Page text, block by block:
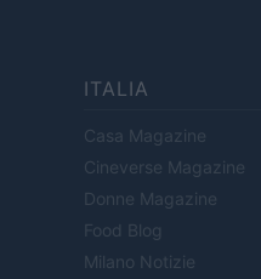
ITALIA
Casa Magazine
Cineverse Magazine
Donne Magazine
Food Blog
Milano Notizie